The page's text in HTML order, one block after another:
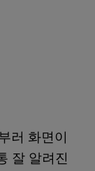
러 화면이
잘 알려진